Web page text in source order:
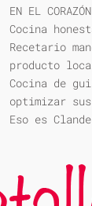
EN EL
Cocina
Recetario
producto
Cocina de
optimizar
Eso es